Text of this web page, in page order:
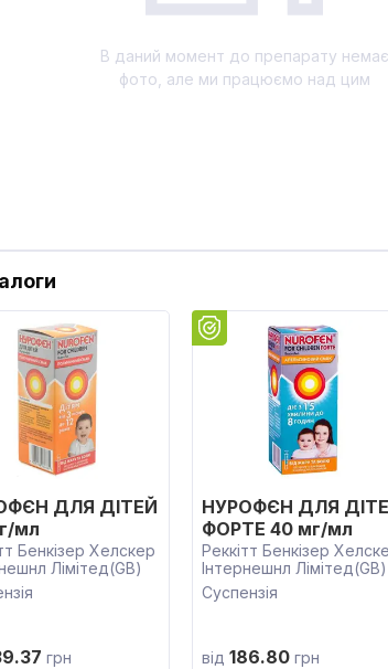
В даний момент до препарату немає
фото, але ми працюємо над цим
ДЛЯ ДІТЕЙ
мл
Бенкізер Хелскер
Лімітед(GB)
грн
НУРОФЄН ДЛЯ
ФОРТЕ 40 мг/мл
Реккітт Бенкізер
Інтернешнл Лімітед(GB)
Суспензія
від 186.80 грн